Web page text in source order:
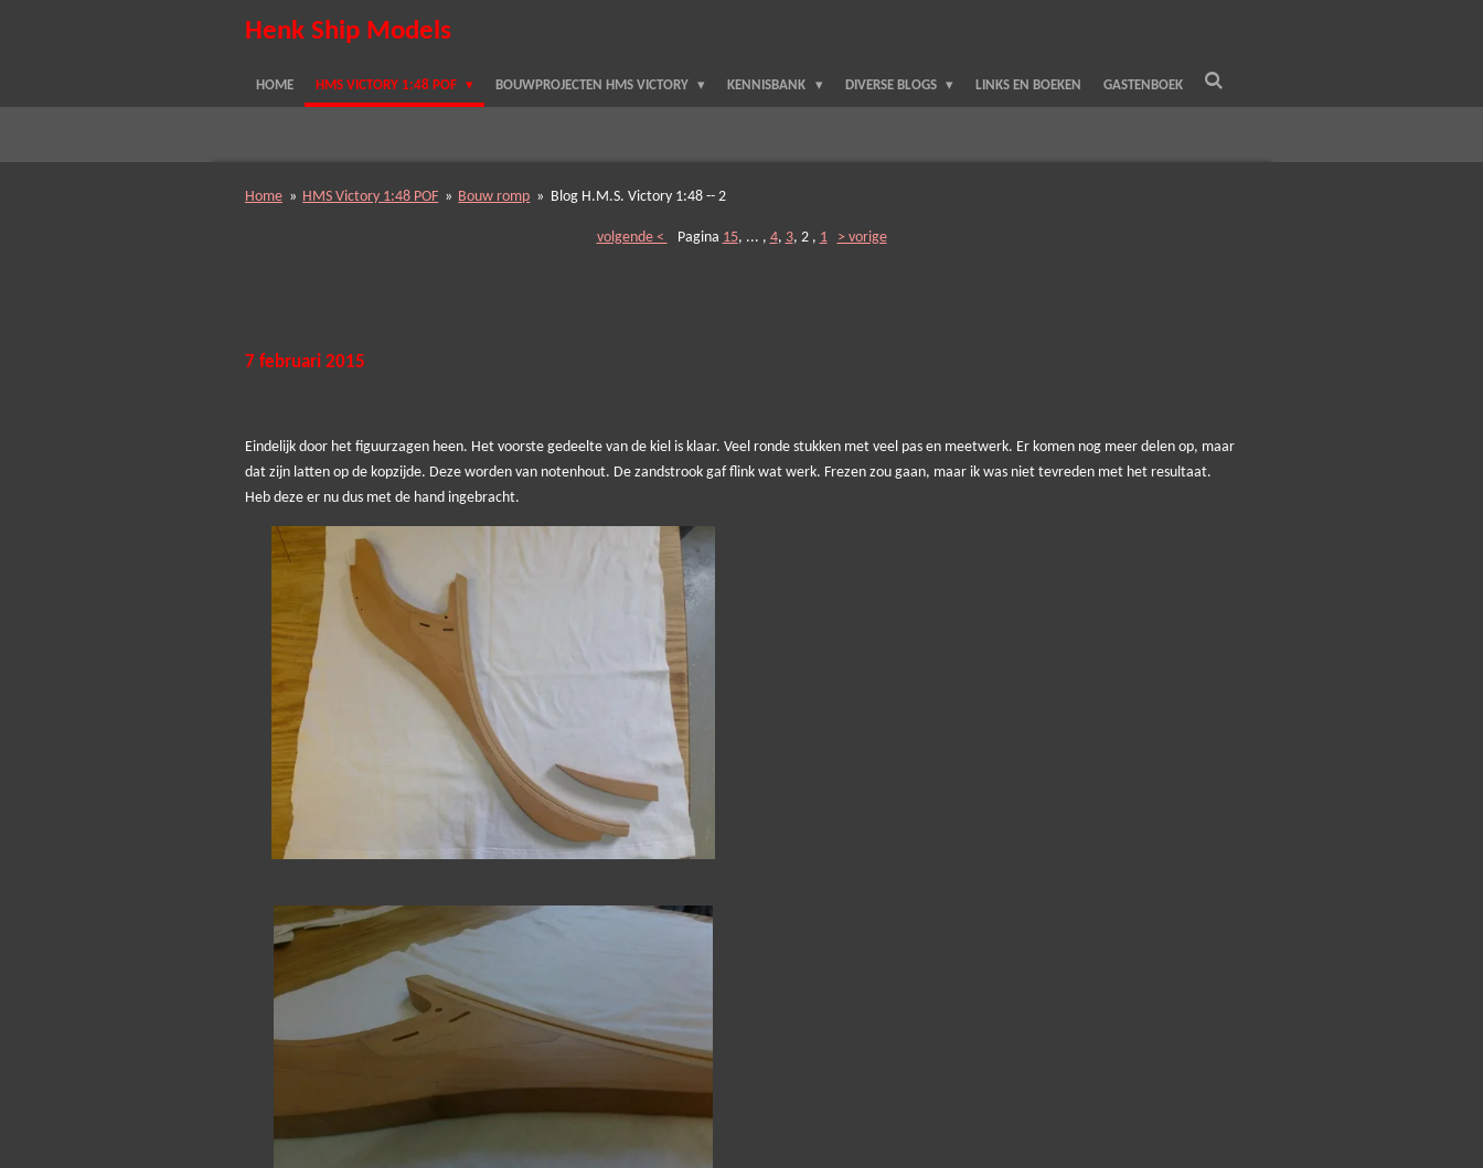
Henk Ship Models
HOME HMS VICTORY 1:48 POF BOUWPROJECTEN HMS VICTORY KENNISBANK DIVERSE BLOGS LINKS EN BOEKEN GASTENBOEK
Home » HMS Victory 1:48 POF » Bouw romp » Blog H.M.S. Victory 1:48 -- 2
volgende < Pagina 15, ... , 4, 3, 2 , 1 > vorige
7 februari 2015
Eindelijk door het figuurzagen heen. Het voorste gedeelte van de kiel is klaar. Veel ronde stukken met veel pas en meetwerk. Er komen nog meer delen op, maar
dat zijn latten op de kopzijde. Deze worden van notenhout. De zandstrook gaf flink wat werk. Frezen zou gaan, maar ik was niet tevreden met het resultaat.
Heb deze er nu dus met de hand ingebracht.